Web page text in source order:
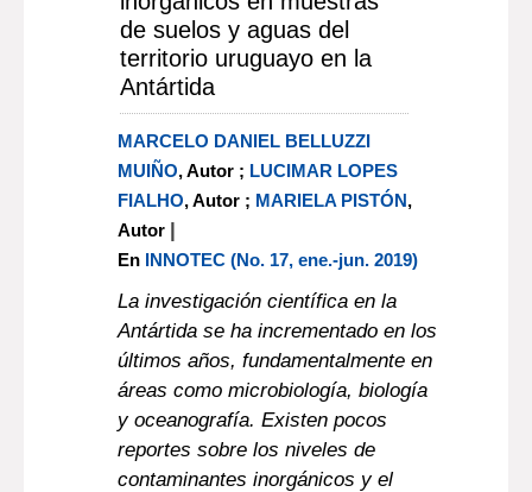
de suelos y aguas del
territorio uruguayo en la
Antártida
MARCELO DANIEL BELLUZZI
MUIÑO, Autor ; LUCIMAR LOPES
FIALHO, Autor ; MARIELA PISTÓN,
Autor |
En INNOTEC (No. 17, ene.-jun. 2019)
La investigación científica en la
Antártida se ha incrementado en los
últimos años, fundamentalmente en
áreas como microbiología, biología
y oceanografía. Existen pocos
reportes sobre los niveles de
contaminantes inorgánicos y el